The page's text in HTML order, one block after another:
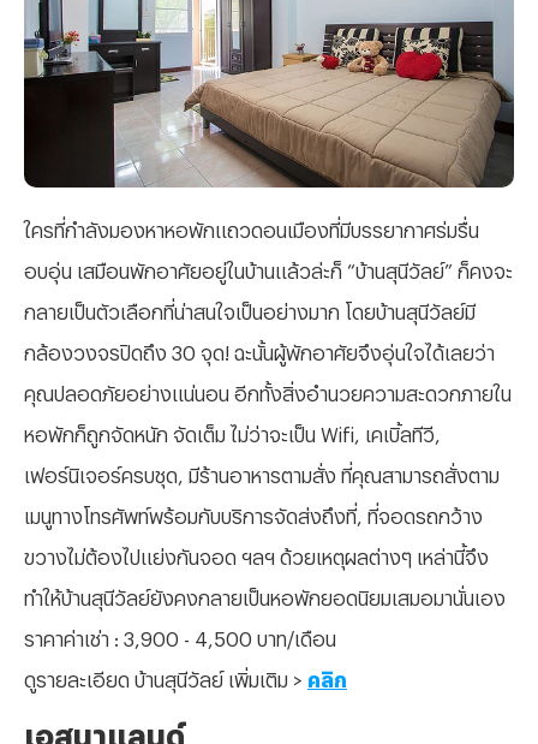
ใครที่กำลังมองหาหอพักแถวดอนเมืองที่มีบรรยากาศร่มรื่น
อบอุ่น เสมือนพักอาศัยอยู่ในบ้านแล้วล่ะก็ “บ้านสุนีวัลย์” ก็คงจะ
กลายเป็นตัวเลือกที่น่าสนใจเป็นอย่างมาก โดยบ้านสุนีวัลย์มี
กล้องวงจรปิดถึง 30 จุด! ฉะนั้นผู้พักอาศัยจึงอุ่นใจได้เลยว่า
คุณปลอดภัยอย่างแน่นอน อีกทั้งสิ่งอำนวยความสะดวกภายใน
หอพักก็ถูกจัดหนัก จัดเต็ม ไม่ว่าจะเป็น Wifi, เคเบิ้ลทีวี,
เฟอร์นิเจอร์ครบชุด, มีร้านอาหารตามสั่ง ที่คุณสามารถสั่งตาม
เมนูทางโทรศัพท์พร้อมกับบริการจัดส่งถึงที่, ที่จอดรถกว้าง
ขวางไม่ต้องไปแย่งกันจอด ฯลฯ ด้วยเหตุผลต่างๆ เหล่านี้จึง
ทำให้บ้านสุนีวัลย์ยังคงกลายเป็นหอพักยอดนิยมเสมอมานั่นเอง
ราคาค่าเช่า : 3,900 - 4,500 บาท/เดือน
ดูรายละเอียด บ้านสุนีวัลย์ เพิ่มเติม > คลิก
เอสนาแลนด์